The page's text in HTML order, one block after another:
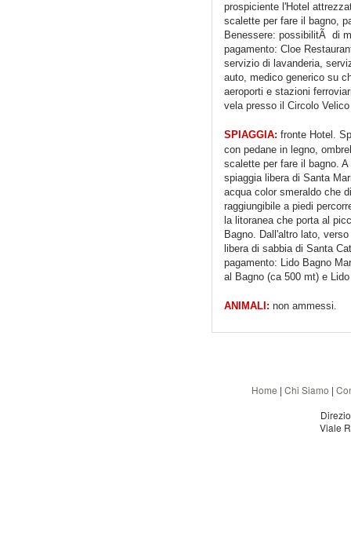
prospiciente l'Hotel
scalette per fare il bagno,
Benessere: possibilitÃ di
pagamento: Cloe
servizio di lavanderia,
auto, medico generico su
aeroporti e stazioni
vela presso il Circolo
SPIAGGIA: fronte Hotel.
con pedane in legno,
scalette per fare il bagno.
spiaggia libera di Santa
acqua color smeraldo che
raggiungibile a piedi
la litoranea che porta al
Bagno. Dall'altro lato,
libera di sabbia di Santa
pagamento: Lido Bagno
al Bagno (ca 500 mt) e
ANIMALI: non ammessi.
Home | Chi Siamo |
Viale